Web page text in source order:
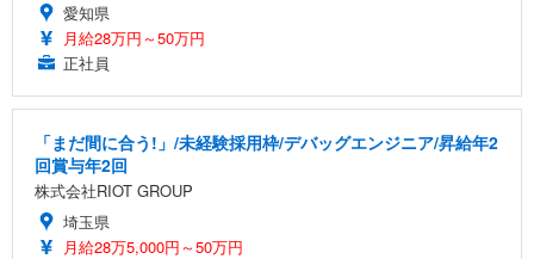
愛知県
月給28万円～50万円
正社員
「まだ間に合う!」/未経験採用枠/デバッグエンジニア/昇給年2
回賞与年2回
株式会社RIOT GROUP
埼玉県
月給28万5,000円～50万円